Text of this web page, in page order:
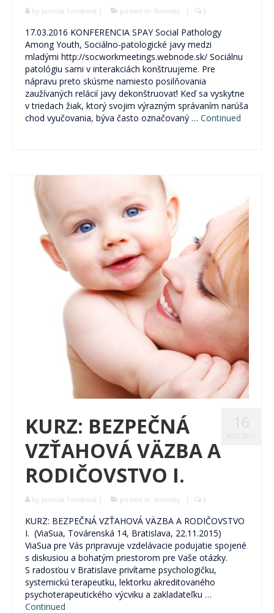
by Jarmila Tomková | posted in: Novinky | 0
17.03.2016 KONFERENCIA SPAY Social Pathology
Among Youth, Sociálno-patologické javy medzi
mladými http://socworkmeetings.webnode.sk/ Sociálnu
patológiu sami v interakciách konštruujeme. Pre
nápravu preto skúsme namiesto posilňovania
zaužívaných relácií javy dekonštruovať! Keď sa vyskytne
v triedach žiak, ktorý svojim výrazným správaním narúša
chod vyučovania, býva často označovaný … Continued
KURZ: BEZPEČNÁ
VZŤAHOVÁ VÄZBA A
RODIČOVSTVO I.
by Jarmila Tomková | posted in: Novinky | 0
KURZ: BEZPEČNÁ VZŤAHOVÁ VÄZBA A RODIČOVSTVO
I. (ViaSua, Továrenská 14, Bratislava, 22.11.2015)
ViaSua pre Vás pripravuje vzdelávacie podujatie spojené
s diskusiou a bohatým priestorom pre Vaše otázky.
S radosťou v Bratislave privítame psychologičku,
systemickú terapeutku, lektorku akreditovaného
psychoterapeutického výcviku a zakladateľku …
Continued